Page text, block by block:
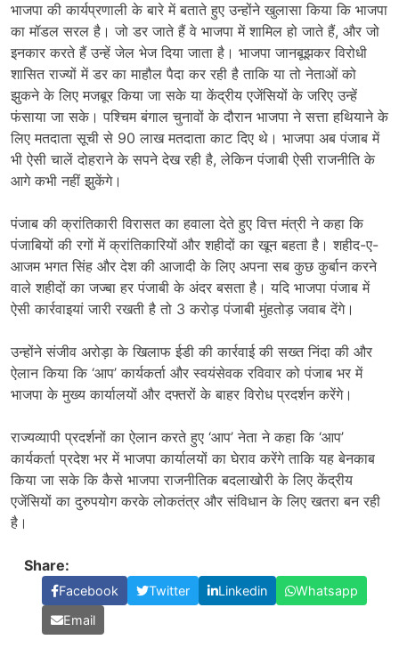
भाजपा की कार्यप्रणाली के बारे में बताते हुए उन्होंने खुलासा किया कि भाजपा
का मॉडल सरल है। जो डर जाते हैं वे भाजपा में शामिल हो जाते हैं, और जो
इनकार करते हैं उन्हें जेल भेज दिया जाता है। भाजपा जानबूझकर विरोधी
शासित राज्यों में डर का माहौल पैदा कर रही है ताकि या तो नेताओं को
झुकने के लिए मजबूर किया जा सके या केंद्रीय एजेंसियों के जरिए उन्हें
फंसाया जा सके। पश्चिम बंगाल चुनावों के दौरान भाजपा ने सत्ता हथियाने के
लिए मतदाता सूची से 90 लाख मतदाता काट दिए थे। भाजपा अब पंजाब में
भी ऐसी चालें दोहराने के सपने देख रही है, लेकिन पंजाबी ऐसी राजनीति के
आगे कभी नहीं झुकेंगे।
पंजाब की क्रांतिकारी विरासत का हवाला देते हुए वित्त मंत्री ने कहा कि
पंजाबियों की रगों में क्रांतिकारियों और शहीदों का खून बहता है। शहीद-ए-
आजम भगत सिंह और देश की आजादी के लिए अपना सब कुछ कुर्बान करने
वाले शहीदों का जज्बा हर पंजाबी के अंदर बसता है। यदि भाजपा पंजाब में
ऐसी कार्रवाइयां जारी रखती है तो 3 करोड़ पंजाबी मुंहतोड़ जवाब देंगे।
उन्होंने संजीव अरोड़ा के खिलाफ ईडी की कार्रवाई की सख्त निंदा की और
ऐलान किया कि ‘आप’ कार्यकर्ता और स्वयंसेवक रविवार को पंजाब भर में
भाजपा के मुख्य कार्यालयों और दफ्तरों के बाहर विरोध प्रदर्शन करेंगे।
राज्यव्यापी प्रदर्शनों का ऐलान करते हुए ‘आप’ नेता ने कहा कि ‘आप’
कार्यकर्ता प्रदेश भर में भाजपा कार्यालयों का घेराव करेंगे ताकि यह बेनकाब
किया जा सके कि कैसे भाजपा राजनीतिक बदलाखोरी के लिए केंद्रीय
एजेंसियों का दुरुपयोग करके लोकतंत्र और संविधान के लिए खतरा बन रही
है।
Share:
Facebook Twitter Linkedin
Whatsapp
Email